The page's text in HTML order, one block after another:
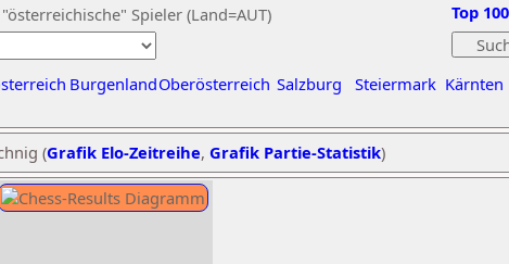
Spieler (Land=AUT)
BurgenlandOberösterreich Salzburg Steiermark Kärnten
Top 100
(Grafik Elo-Zeitreihe, Grafik Partie-Statistik)